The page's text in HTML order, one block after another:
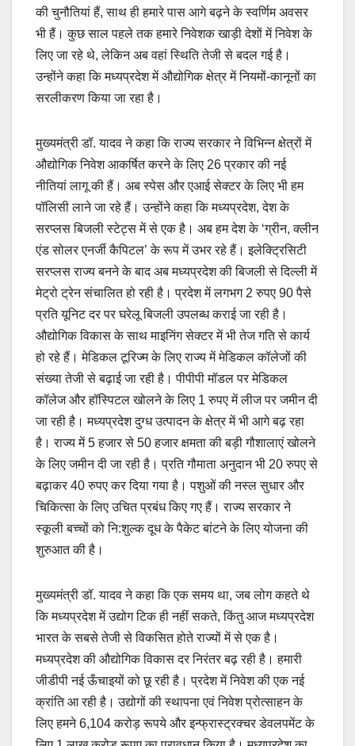
की चुनौतियां हैं, साथ ही हमारे पास आगे बढ़ने के स्वर्णिम अवसर
भी हैं। कुछ साल पहले तक हमारे निवेशक खाड़ी देशों में निवेश के
लिए जा रहे थे, लेकिन अब वहां स्थिति तेजी से बदल गई है।
उन्होंने कहा कि मध्यप्रदेश में औद्योगिक क्षेत्र में नियमों-कानूनों का
सरलीकरण किया जा रहा है।
मुख्यमंत्री डॉ. यादव ने कहा कि राज्य सरकार ने विभिन्न क्षेत्रों में
औद्योगिक निवेश आकर्षित करने के लिए 26 प्रकार की नई
नीतियां लागू की हैं। अब स्पेस और एआई सेक्टर के लिए भी हम
पॉलिसी लाने जा रहे हैं। उन्होंने कहा कि मध्यप्रदेश, देश के
सरप्लस बिजली स्टेट्स में से एक है। अब हम देश के ‘ग्रीन, क्लीन
एंड सोलर एनर्जी कैपिटल’ के रूप में उभर रहे हैं। इलेक्ट्रिसिटी
सरप्लस राज्य बनने के बाद अब मध्यप्रदेश की बिजली से दिल्ली में
मेट्रो ट्रेन संचालित हो रही है। प्रदेश में लगभग 2 रुपए 90 पैसे
प्रति यूनिट दर पर घरेलू बिजली उपलब्ध कराई जा रही है।
औद्योगिक विकास के साथ माइनिंग सेक्टर में भी तेज गति से कार्य
हो रहे हैं। मेडिकल टूरिज्म के लिए राज्य में मेडिकल कॉलेजों की
संख्या तेजी से बढ़ाई जा रही है। पीपीपी मॉडल पर मेडिकल
कॉलेज और हॉस्पिटल खोलने के लिए 1 रुपए में लीज पर जमीन दी
जा रही है। मध्यप्रदेश दुग्ध उत्पादन के क्षेत्र में भी आगे बढ़ रहा
है। राज्य में 5 हजार से 50 हजार क्षमता की बड़ी गौशालाएं खोलने
के लिए जमीन दी जा रही है। प्रति गौमाता अनुदान भी 20 रुपए से
बढ़ाकर 40 रुपए कर दिया गया है। पशुओं की नस्ल सुधार और
चिकित्सा के लिए उचित प्रबंध किए गए हैं। राज्य सरकार ने
स्कूली बच्चों को नि:शुल्क दूध के पैकेट बांटने के लिए योजना की
शुरुआत की है।
मुख्यमंत्री डॉ. यादव ने कहा कि एक समय था, जब लोग कहते थे
कि मध्यप्रदेश में उद्योग टिक ही नहीं सकते, किंतु आज मध्यप्रदेश
भारत के सबसे तेजी से विकसित होते राज्यों में से एक है।
मध्यप्रदेश की औद्योगिक विकास दर निरंतर बढ़ रही है। हमारी
जीडीपी नई ऊँचाइयों को छू रही है। प्रदेश में निवेश की एक नई
क्रांति आ रही है। उद्योगों की स्थापना एवं निवेश प्रोत्साहन के
लिए हमने 6,104 करोड़ रूपये और इन्फ्रास्ट्रक्चर डेवलपमेंट के